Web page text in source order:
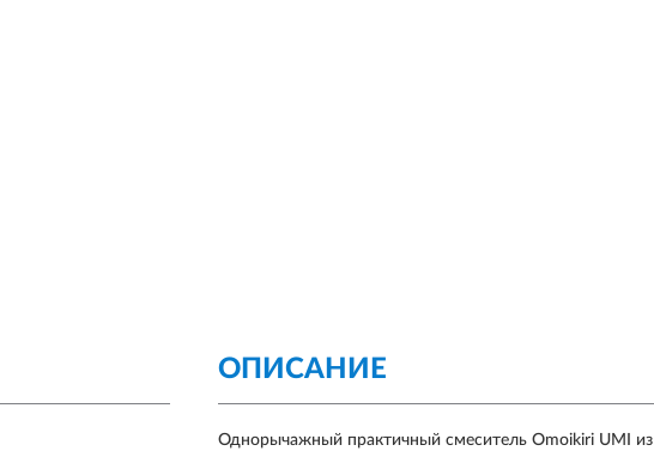
ОПИСАНИЕ
Однорычажный практичный смеситель Omoikiri UMI из